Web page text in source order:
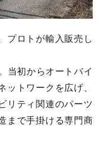
プロトが輸入販売し
当初からオートバイ
ットワークを広げ、
リティ関連のパーツ
まで手掛ける専門商